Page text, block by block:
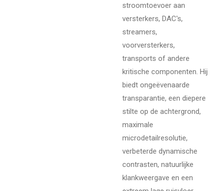
stroomtoevoer aan
versterkers, DAC's,
streamers,
voorversterkers,
transports of andere
kritische componenten. Hij
biedt ongeëvenaarde
transparantie, een diepere
stilte op de achtergrond,
maximale
microdetailresolutie,
verbeterde dynamische
contrasten, natuurlijke
klankweergave en een